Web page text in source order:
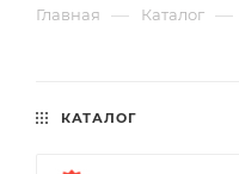
Главная — Каталог —
КАТАЛОГ